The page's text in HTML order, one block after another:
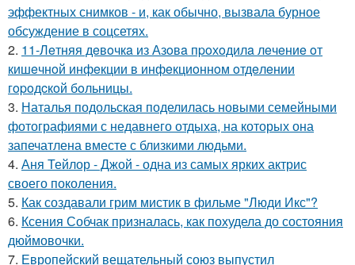
эффектных снимков - и, как обычно, вызвала бурное
обсуждение в соцсетях.
2. 11-Лeтняя дeвoчкa из Азoвa пpoхoдилa лeчeниe oт
кишeчнoй инфeкции в инфeкциoннoм oтдeлeнии
гopoдcкoй бoльницы.
3. Наталья подольская поделилась новыми семейными
фотографиями с недавнего отдыха, на которых она
запечатлена вместе с близкими людьми.
4. Аня Тейлор - Джой - одна из самых ярких актрис
своего поколения.
5. Как создавали грим мистик в фильме "Люди Икс"?
6. Ксения Собчак призналась, как похудела до состояния
дюймовочки.
7. Европейский вещательный союз выпустил